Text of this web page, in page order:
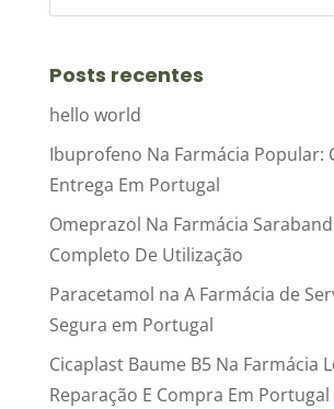
Posts recentes
hello world
Ibuprofeno Na Farmácia Popular:
Entrega Em Portugal
Omeprazol Na Farmácia
Completo De Utilização
Paracetamol na A Farmácia de
Segura em Portugal
Cicaplast Baume B5 Na Farmácia
Reparação E Compra Em Portugal